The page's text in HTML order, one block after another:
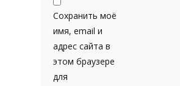
Сохранить моё
имя, email и
адрес сайта в
этом браузере
для